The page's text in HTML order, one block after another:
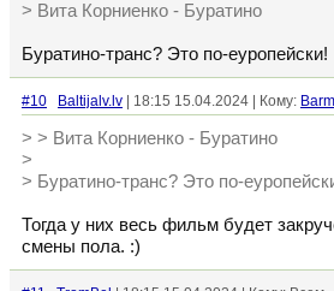
> Вита Корниенко - Буратино
Буратино-транс? Это по-еуропейски!
#10 Baltijalv.lv | 18:15 15.04.2024 | Кому:
> > Вита Корниенко - Буратино
>
> Буратино-транс? Это по-
Тогда у них весь фильм будет
смены пола. :)